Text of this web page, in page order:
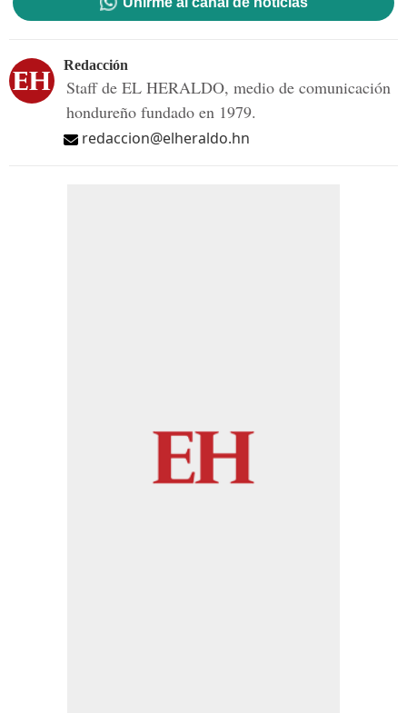
Redacción
Staff de EL HERALDO, medio de comunicación
hondureño fundado en 1979.
redaccion@elheraldo.hn